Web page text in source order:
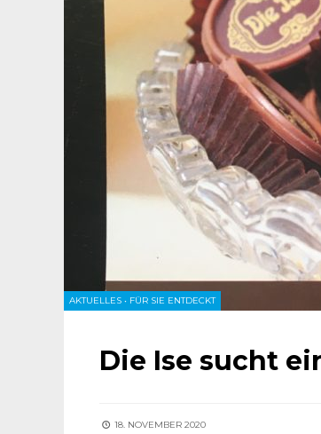
AKTUELLES • FÜR SIE ENTDECKT
Die Ise sucht
18. NOVEMBER 2020